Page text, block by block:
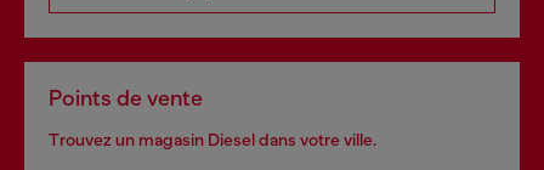
Points de vente
Trouvez un magasin Diesel dans votre ville.